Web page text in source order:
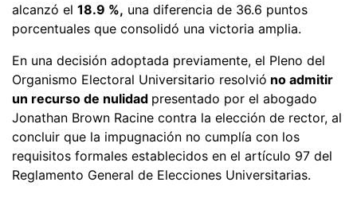
alcanzó el 18.9 %, una diferencia de 36.6 puntos
porcentuales que consolidó una victoria amplia.
En una decisión adoptada previamente, el Pleno del
Organismo Electoral Universitario resolvió no admitir
un recurso de nulidad presentado por el abogado
Jonathan Brown Racine contra la elección de rector, al
concluir que la impugnación no cumplía con los
requisitos formales establecidos en el artículo 97 del
Reglamento General de Elecciones Universitarias.